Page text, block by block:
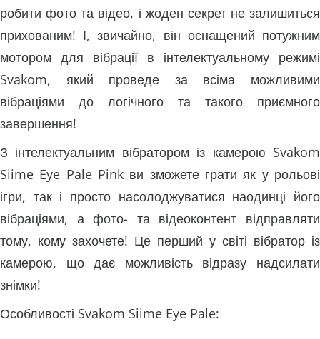
робити фото та відео, і жоден секрет не залишиться
прихованим! І, звичайно, він оснащений потужним
мотором для вібрації в інтелектуальному режимі
Svakom, який проведе за всіма можливими
вібраціями до логічного та такого приємного
завершення!
З інтелектуальним вібратором із камерою Svakom
Siime Eye Pale Pink ви зможете грати як у рольові
ігри, так і просто насолоджуватися наодинці його
вібраціями, а фото- та відеоконтент відправляти
тому, кому захочете! Це перший у світі вібратор із
камерою, що дає можливість відразу надсилати
знімки!
Особливості Svakom Siime Eye Pale: